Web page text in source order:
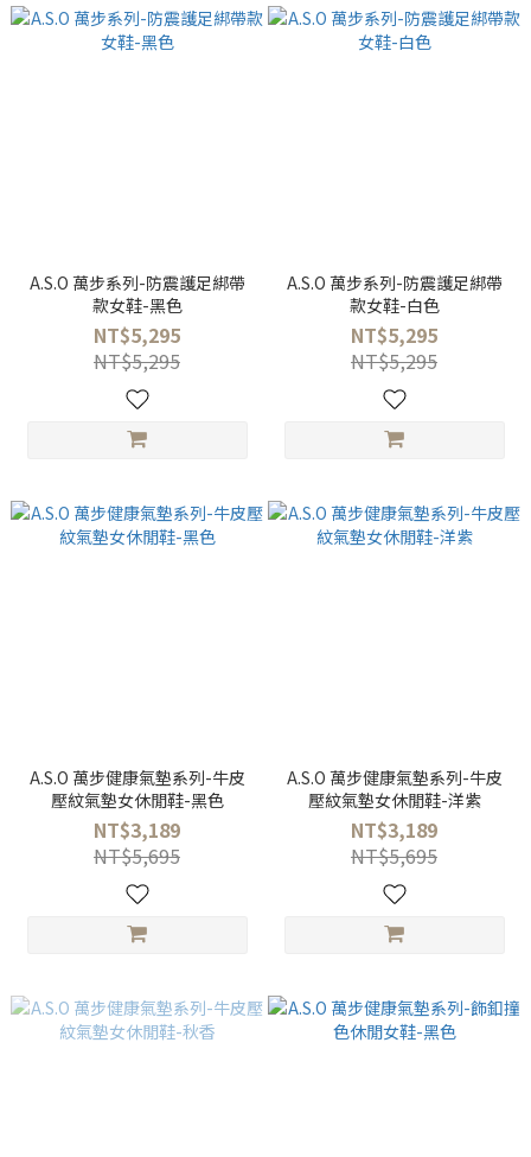
A.S.O 萬步系列-防震護足綁帶
款女鞋-黑色
NT$5,295
NT$5,295
A.S.O 萬步系列-防震護足綁帶
款女鞋-白色
NT$5,295
NT$5,295
A.S.O 萬步健康氣墊系列-牛皮
壓紋氣墊女休閒鞋-黑色
NT$3,189
NT$5,695
A.S.O 萬步健康氣墊系列-牛皮
壓紋氣墊女休閒鞋-洋紫
NT$3,189
NT$5,695